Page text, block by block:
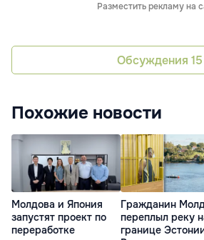
Разместить рекламу на
Обсуждения 15
Похожие новости
Молдова и Япония
запустят проект по
переработке
Гражданин
переплыл реку
границе